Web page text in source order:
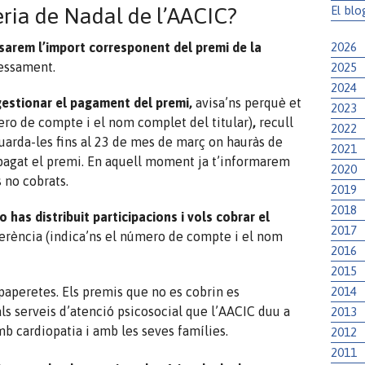
de Nadal de l’AACIC?
l’import corresponent del premi de la
el pagament del premi, avisa’ns perquè et
de compte i el nom complet del titular), recull
les fins al 23 de mes de març on hauràs de
el premi. En aquell moment ja t’informarem
cobrats.
has distribuit participacions i vols cobrar el
(indica’ns el número de compte i el nom
Els premis que no es cobrin es
serveis d’atenció psicosocial que l’AACIC duu a
cardiopatia i amb les seves famílies.
El
2026
2025
2024
2023
2022
2021
2020
2019
2018
2017
2016
2015
2014
2013
2012
2011